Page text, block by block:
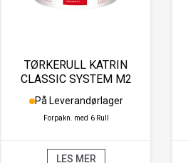
TØRKERULL KATRIN
CLASSIC SYSTEM M2
170M
På Leverandørlager
Forpakn. med 6 Rull
LES MER